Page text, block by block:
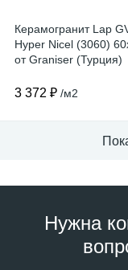
Керамогранит Lap
Hyper Nicel (3060)
от Graniser (Турция)
3 372 ₽ /м2
Нужна